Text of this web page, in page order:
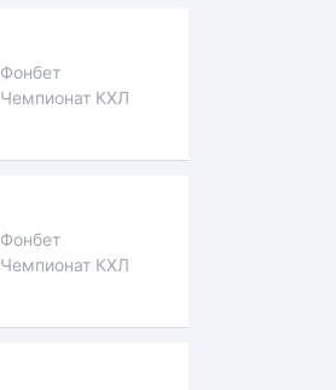
Фонбет
Чемпионат КХЛ
Фонбет
Чемпионат КХЛ